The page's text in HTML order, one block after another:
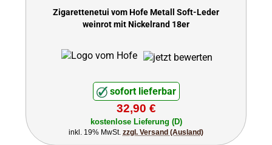
Zigarettenetui vom Hofe Metall Soft-Leder
weinrot mit Nickelrand 18er
sofort lieferbar
32,90 €
kostenlose Lieferung (D)
inkl. 19% MwSt. zzgl. Versand (Ausland)